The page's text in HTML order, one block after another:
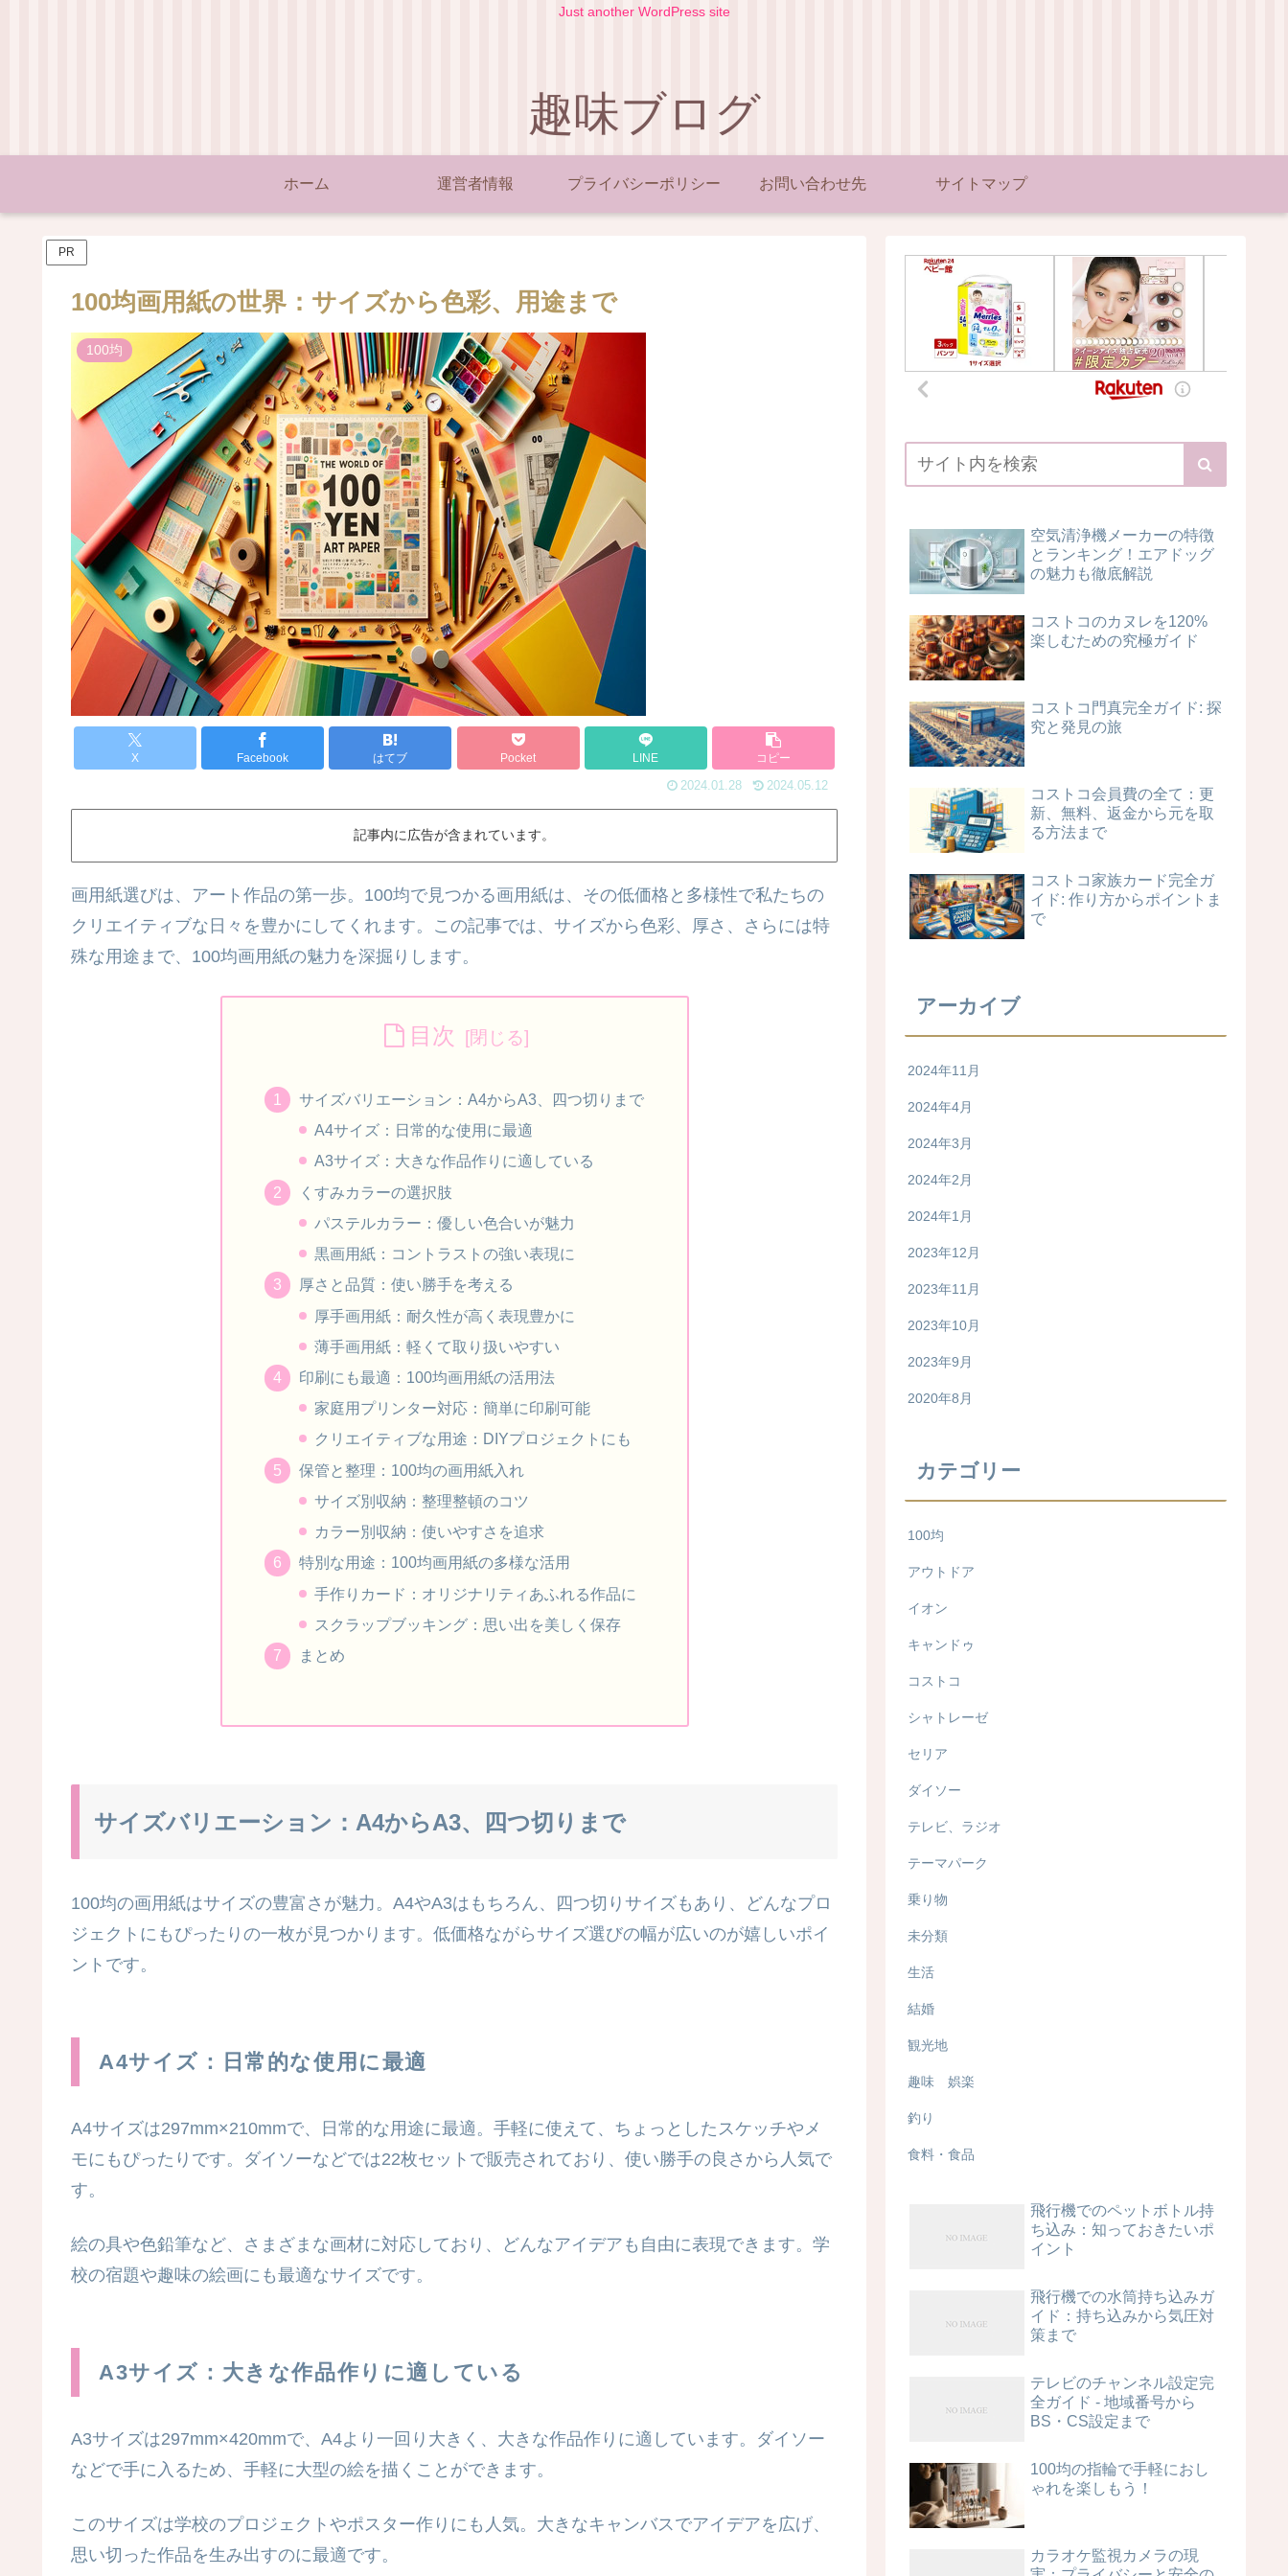
Just another WordPress site
趣味ブログ
ホーム 運営者情報 プライバシーポリシー お問い合わせ先 サイトマップ
PR
100均画用紙の世界：サイズから色彩、用途まで
100均
X Facebook はてブ Pocket LINE コピー
2024.01.28 2024.05.12
記事内に広告が含まれています。
画用紙選びは、アート作品の第一歩。100均で見つかる画用紙は、その低価格と多様性で私たちの
クリエイティブな日々を豊かにしてくれます。この記事では、サイズから色彩、厚さ、さらには特
殊な用途まで、100均画用紙の魅力を深掘りします。
目次
サイズバリエーション：A4からA3、四つ切りまで
A4サイズ：日常的な使用に最適
A3サイズ：大きな作品作りに適している
くすみカラーの選択肢
パステルカラー：優しい色合いが魅力
黒画用紙：コントラストの強い表現に
厚さと品質：使い勝手を考える
厚手画用紙：耐久性が高く表現豊かに
薄手画用紙：軽くて取り扱いやすい
印刷にも最適：100均画用紙の活用法
家庭用プリンター対応：簡単に印刷可能
クリエイティブな用途：DIYプロジェクトにも
保管と整理：100均の画用紙入れ
サイズ別収納：整理整頓のコツ
カラー別収納：使いやすさを追求
特別な用途：100均画用紙の多様な活用
手作りカード：オリジナリティあふれる作品に
スクラップブッキング：思い出を美しく保存
まとめ
サイズバリエーション：A4からA3、四つ切りまで
100均の画用紙はサイズの豊富さが魅力。A4やA3はもちろん、四つ切りサイズもあり、どんなプロ
ジェクトにもぴったりの一枚が見つかります。低価格ながらサイズ選びの幅が広いのが嬉しいポイ
ントです。
A4サイズ：日常的な使用に最適
A4サイズは297mm×210mmで、日常的な用途に最適。手軽に使えて、ちょっとしたスケッチやメ
モにもぴったりです。ダイソーなどでは22枚セットで販売されており、使い勝手の良さから人気で
す。
絵の具や色鉛筆など、さまざまな画材に対応しており、どんなアイデアも自由に表現できます。学
校の宿題や趣味の絵画にも最適なサイズです。
A3サイズ：大きな作品作りに適している
A3サイズは297mm×420mmで、A4より一回り大きく、大きな作品作りに適しています。ダイソー
などで手に入るため、手軽に大型の絵を描くことができます。
このサイズは学校のプロジェクトやポスター作りにも人気。大きなキャンバスでアイデアを広げ、
思い切った作品を生み出すのに最適です。
空気清浄機メーカーの特徴
とランキング！エアドッグ
の魅力も徹底解説
コストコのカヌレを120%
楽しむための究極ガイド
コストコ門真完全ガイド: 探
究と発見の旅
コストコ会員費の全て：更
新、無料、返金から元を取
る方法まで
コストコ家族カード完全ガ
イド: 作り方からポイントま
で
アーカイブ
2024年11月
2024年4月
2024年3月
2024年2月
2024年1月
2023年12月
2023年11月
2023年10月
2023年9月
2020年8月
カテゴリー
100均
アウトドア
イオン
キャンドゥ
コストコ
シャトレーゼ
セリア
ダイソー
テレビ、ラジオ
テーマパーク
乗り物
未分類
生活
結婚
観光地
趣味 娯楽
釣り
食料・食品
飛行機でのペットボトル持
ち込み：知っておきたいポ
イント
飛行機での水筒持ち込みガ
イド：持ち込みから気圧対
策まで
テレビのチャンネル設定完
全ガイド - 地域番号から
BS・CS設定まで
100均の指輪で手軽におし
ゃれを楽しもう！
カラオケ監視カメラの現